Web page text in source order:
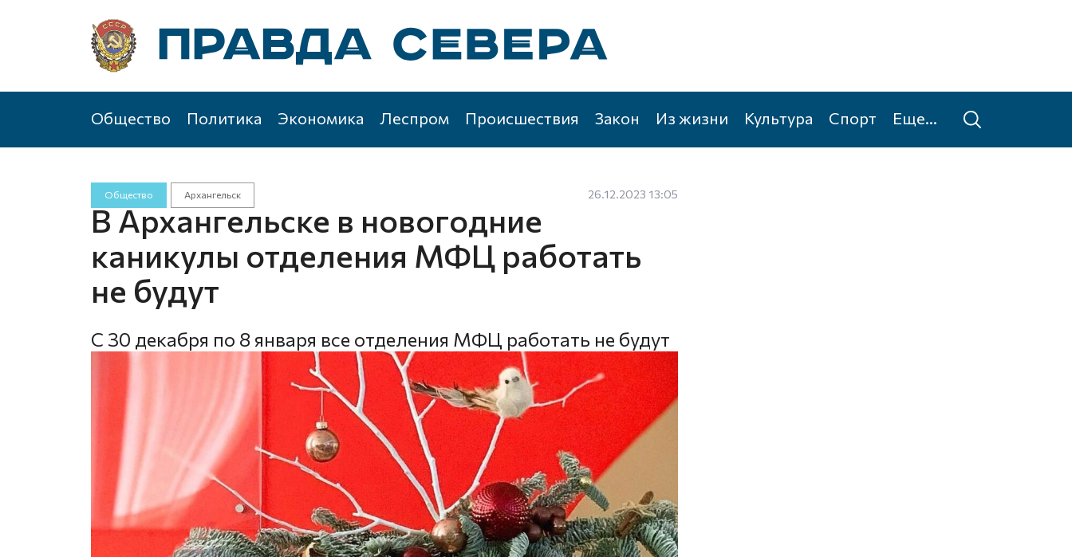
Общество Политика Экономика Леспром Происшествия Закон Из жизни Культура Спорт Еще...
Общество Архангельск 26.12.2023 13:05
В Архангельске в новогодние
каникулы отделения МФЦ работать
не будут
С 30 декабря по 8 января все отделения МФЦ работать не будут